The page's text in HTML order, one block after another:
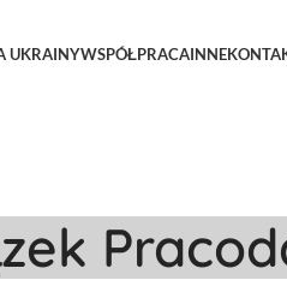
UKRAINYWSPÓŁPRACAINNE